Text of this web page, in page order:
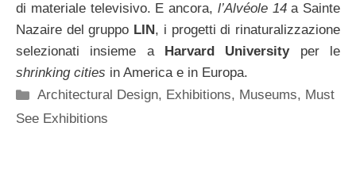
di materiale televisivo. E ancora, l’Alvéole 14a Sainte
Nazaire del gruppo LIN , i progetti di rinaturalizzazione
selezionati insieme a
Harvard Universityper le
shrinking cities in America e in Europa.
Categorie
Architectural Design, Exhibitions, Museums, Must
See Exhibitions